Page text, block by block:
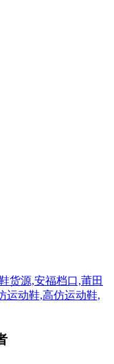
货源,安福档口,莆田
运动鞋,高仿运动鞋,